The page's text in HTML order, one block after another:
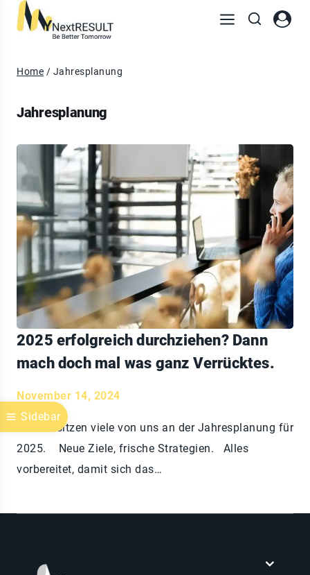
Sidebar
Home / Jahresplanung
Jahresplanung
2025 erfolgreich durchziehen? Dann
mach doch mal was ganz Verrücktes.
November 14, 2024
Gerade sitzen viele von uns an der Jahresplanung für
2025. Neue Ziele, frische Strategien. Alles
vorbereitet, damit sich das…